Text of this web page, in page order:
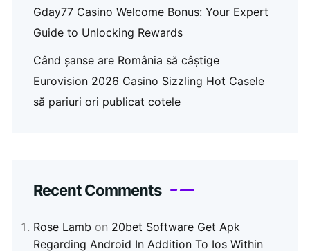
Gday77 Casino Welcome Bonus: Your Expert
Guide to Unlocking Rewards
Când șanse are România să câștige
Eurovision 2026 Casino Sizzling Hot Casele
să pariuri ori publicat cotele
Recent Comments
Rose Lamb on 20bet Software Get Apk
Regarding Android In Addition To Ios Within